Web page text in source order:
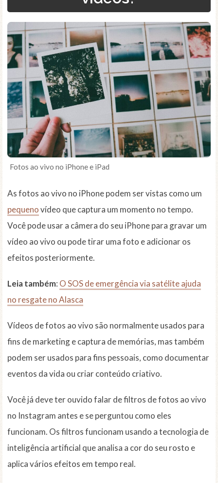
Fotos ao vivo no iPhone e iPad
As fotos ao vivo no iPhone podem ser vistas como um
pequenovídeo que captura um momento no tempo.
Você pode usar a câmera do seu iPhone para gravar um
vídeo ao vivo ou pode tirar uma foto e adicionar os
efeitos posteriormente.
Leia também: O SOS de emergência via satélite ajuda
no resgate no Alasca
Vídeos de fotos ao vivo são normalmente usados para
fins de marketing e captura de memórias, mas também
podem ser usados para fins pessoais, como documentar
eventos da vida ou criar conteúdo criativo.
Você já deve ter ouvido falar de filtros de fotos ao vivo
no Instagram antes e se perguntou como eles
funcionam. Os filtros funcionam usando a tecnologia de
inteligência artificial que analisa a cor do seu rosto e
aplica vários efeitos em tempo real.